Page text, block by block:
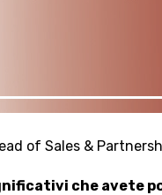
of Sales &
che avete